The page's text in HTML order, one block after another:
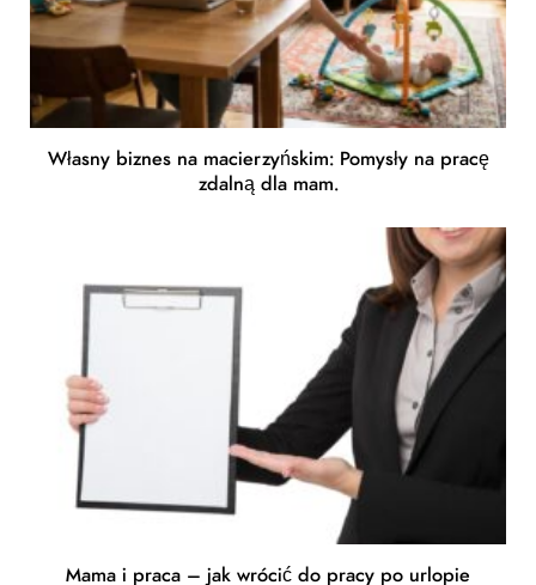
Własny biznes na macierzyńskim: Pomysły na pracę
zdalną dla mam.
Mama i praca – jak wrócić do pracy po urlopie